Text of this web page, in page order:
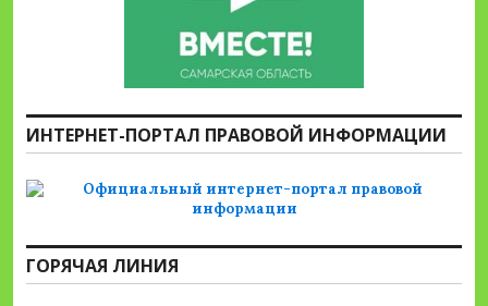
ИНТЕРНЕТ-ПОРТАЛ ПРАВОВОЙ ИНФОРМАЦИИ
ГОРЯЧАЯ ЛИНИЯ